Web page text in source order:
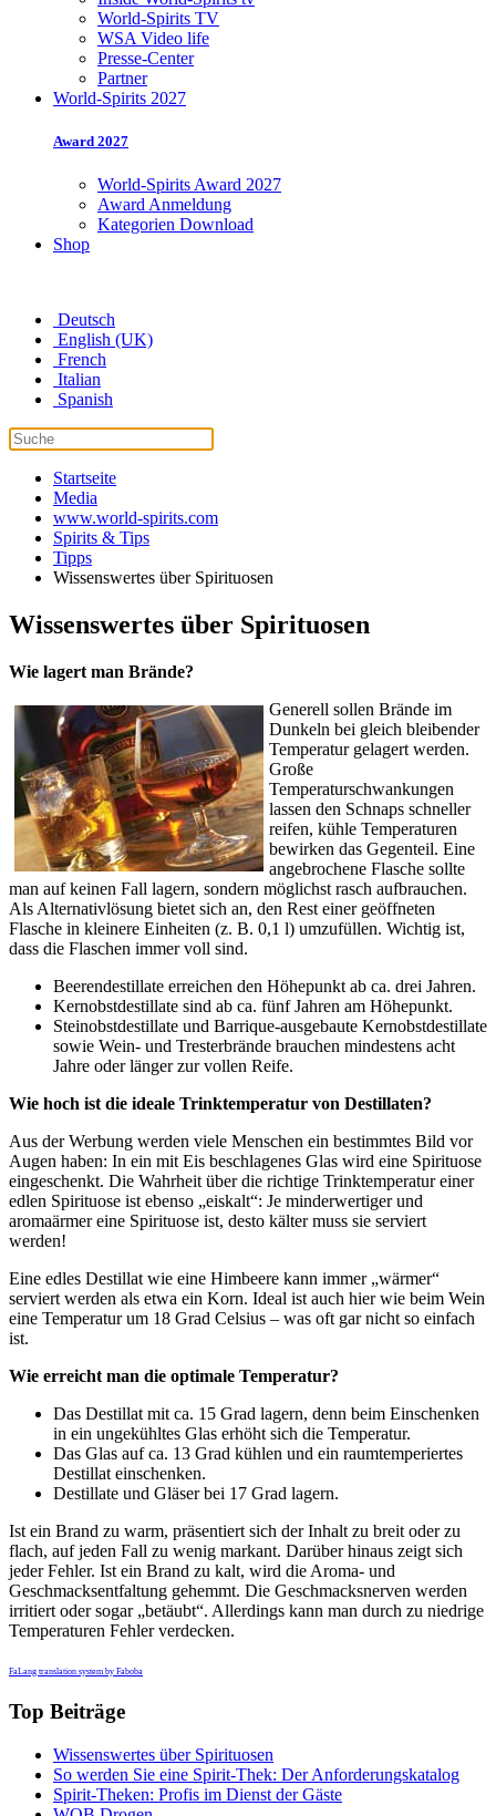
World-Spirits TV
WSA Video life
Presse-Center
Partner
World-Spirits 2027
Award 2027
World-Spirits Award 2027
Award Anmeldung
Kategorien Download
Shop
Deutsch
English (UK)
French
Italian
Spanish
Startseite
Media
www.world-spirits.com
Spirits & Tips
Tipps
Wissenswertes über Spirituosen
Wissenswertes über Spirituosen
Wie lagert man Brände?
Generell sollen Brände im
Dunkeln bei gleich bleibender
Temperatur gelagert werden.
Große
Temperaturschwankungen
lassen den Schnaps schneller
reifen, kühle Temperaturen
bewirken das Gegenteil. Eine
angebrochene Flasche sollte
man auf keinen Fall lagern, sondern möglichst rasch aufbrauchen.
Als Alternativlösung bietet sich an, den Rest einer geöffneten
Flasche in kleinere Einheiten (z. B. 0,1 l) umzufüllen. Wichtig ist,
dass die Flaschen immer voll sind.
Beerendestillate erreichen den Höhepunkt ab ca. drei Jahren.
Kernobstdestillate sind ab ca. fünf Jahren am Höhepunkt.
Steinobstdestillate und Barrique-ausgebaute Kernobstdestillate
sowie Wein- und Tresterbrände brauchen mindestens acht
Jahre oder länger zur vollen Reife.
Wie hoch ist die ideale Trinktemperatur von Destillaten?
Aus der Werbung werden viele Menschen ein bestimmtes Bild vor
Augen haben: In ein mit Eis beschlagenes Glas wird eine Spirituose
eingeschenkt. Die Wahrheit über die richtige Trinktemperatur einer
edlen Spirituose ist ebenso „eiskalt“: Je minderwertiger und
aromaärmer eine Spirituose ist, desto kälter muss sie serviert
werden!
Eine edles Destillat wie eine Himbeere kann immer „wärmer“
serviert werden als etwa ein Korn. Ideal ist auch hier wie beim Wein
eine Temperatur um 18 Grad Celsius – was oft gar nicht so einfach
ist.
Wie erreicht man die optimale Temperatur?
Das Destillat mit ca. 15 Grad lagern, denn beim Einschenken
in ein ungekühltes Glas erhöht sich die Temperatur.
Das Glas auf ca. 13 Grad kühlen und ein raumtemperiertes
Destillat einschenken.
Destillate und Gläser bei 17 Grad lagern.
Ist ein Brand zu warm, präsentiert sich der Inhalt zu breit oder zu
flach, auf jeden Fall zu wenig markant. Darüber hinaus zeigt sich
jeder Fehler. Ist ein Brand zu kalt, wird die Aroma- und
Geschmacksentfaltung gehemmt. Die Geschmacksnerven werden
irritiert oder sogar „betäubt“. Allerdings kann man durch zu niedrige
Temperaturen Fehler verdecken.
FaLang translation system by Faboba
Top Beiträge
Wissenswertes über Spirituosen
So werden Sie eine Spirit-Thek: Der Anforderungskatalog
Spirit-Theken: Profis im Dienst der Gäste